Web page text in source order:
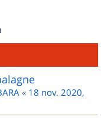
« 18 nov. 2020,